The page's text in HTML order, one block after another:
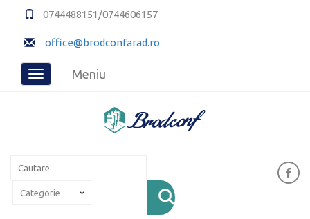
0744488151/0744606157
office@brodconfarad.ro
Toggle
Meniu